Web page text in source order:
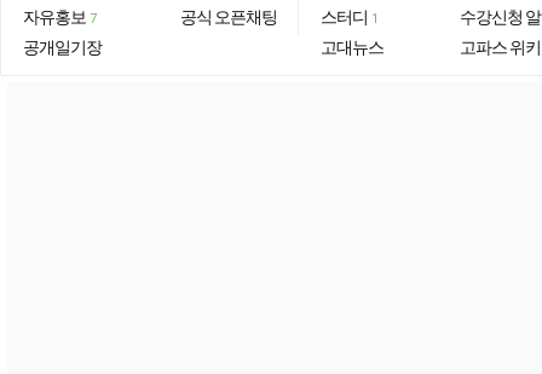
자유홍보 7
공개일기장
공식 오픈채팅
스터디 1
고대뉴스
수강신청
고파스 위키